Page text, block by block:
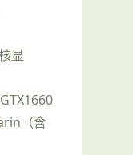
显
（含